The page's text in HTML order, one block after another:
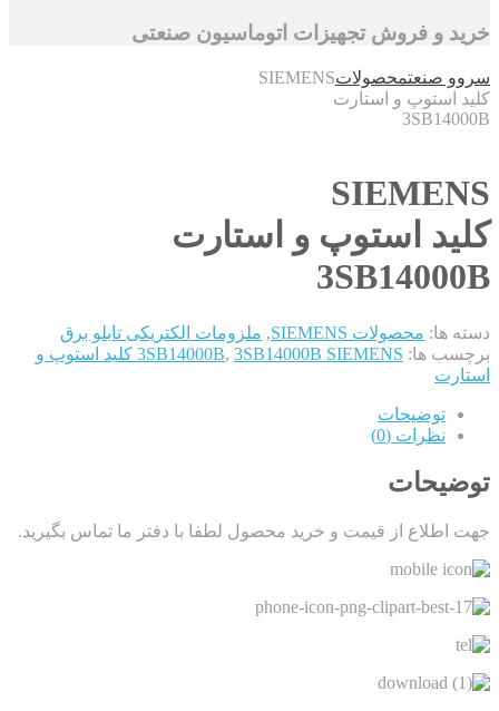
خرید و فروش تجهیزات اتوماسیون صنعتی
سروو صنعتمحصولاتSIEMENS
کلید استوپ و استارت
3SB14000B
SIEMENS
کلید استوپ و استارت
3SB14000B
دسته ها: محصولات SIEMENS , ملزومات الکتریکی تابلو برق
برچسب ها:
3SB14000B,
3SB14000B SIEMENS کلید استوپ و
استارت
توضیحات
نظرات (0)
توضیحات
جهت اطلاع از قیمت و خرید محصول لطفا با دفتر ما تماس بگیرید.